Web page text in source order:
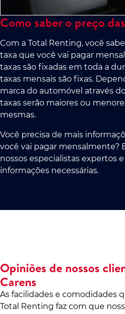
Como saber o preço
Com a Total Renting, você
taxa que você vai pagar
taxas são fixadas em toda a
taxas mensais são fixas.
marca do automóvel através
taxas serão maiores ou
mesmas.
Você precisa de mais
você vai pagar mensalmente?
nossos especialistas expertos
informações necessárias.
Opiniões de nossos
Carens
As facilidades e comodidades
Total Renting faz com que